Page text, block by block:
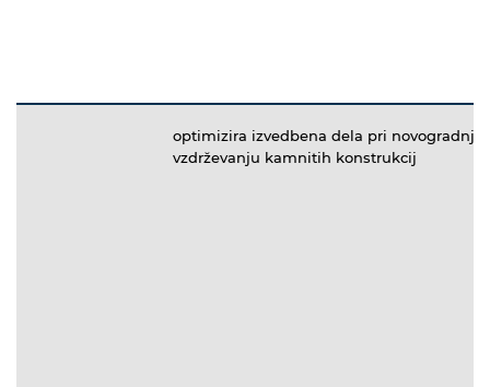
optimizira izvedbena dela pri
vzdrževanju kamnitih konstrukcij